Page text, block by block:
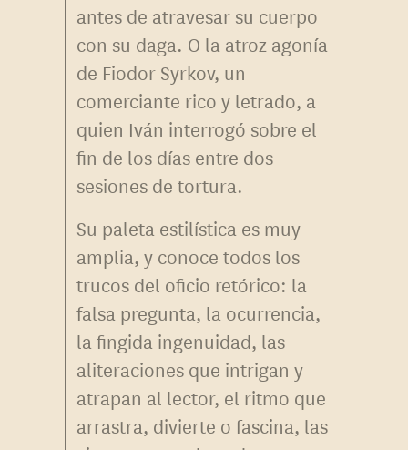
antes de atravesar su cuerpo
con su daga. O la atroz agonía
de Fiodor Syrkov, un
comerciante rico y letrado, a
quien Iván interrogó sobre el
fin de los días entre dos
sesiones de tortura.
Su paleta estilística es muy
amplia, y conoce todos los
trucos del oficio retórico: la
falsa pregunta, la ocurrencia,
la fingida ingenuidad, las
aliteraciones que intrigan y
atrapan al lector, el ritmo que
arrastra, divierte o fascina, las